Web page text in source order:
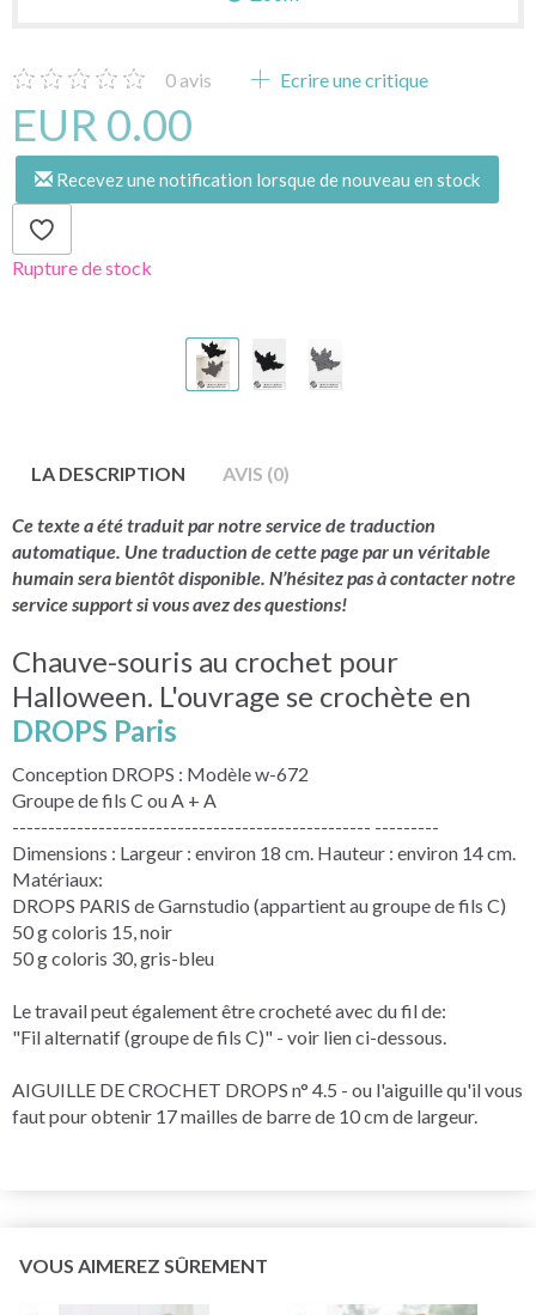
0 avis Ecrire une critique
EUR 0.00
Recevez une notification lorsque de nouveau en stock
Rupture de stock
LA DESCRIPTION AVIS (0)
Ce texte a été traduit par notre service de traduction
automatique. Une traduction de cette page par un véritable
humain sera bientôt disponible. N’hésitez pas à contacter notre
service support si vous avez des questions!
Chauve-souris au crochet pour
Halloween. L'ouvrage se crochète en
DROPS Paris
Conception DROPS : Modèle w-672
Groupe de fils C ou A + A
-------------------------------------------------- ---------
Dimensions : Largeur : environ 18 cm. Hauteur : environ 14 cm.
Matériaux:
DROPS PARIS de Garnstudio (appartient au groupe de fils C)
50 g coloris 15, noir
50 g coloris 30, gris-bleu
Le travail peut également être crocheté avec du fil de:
"Fil alternatif (groupe de fils C)" - voir lien ci-dessous.
AIGUILLE DE CROCHET DROPS n° 4.5 - ou l'aiguille qu'il vous
faut pour obtenir 17 mailles de barre de 10 cm de largeur.
VOUS AIMEREZ SÛREMENT